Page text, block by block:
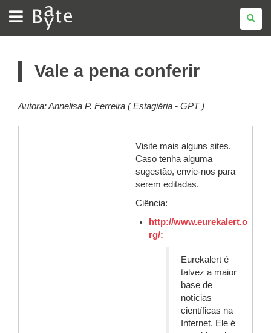
BATE
BYTE
Vale a pena conferir
Autora: Annelisa P. Ferreira ( Estagiária - GPT )
Visite mais alguns sites.
Caso tenha alguma
sugestão, envie-nos para
serem editadas.
Ciência:
http://www.eurekalert.o
rg/:
Eurekalert é
talvez a maior
base de
notícias
científicas na
Internet. Ele é